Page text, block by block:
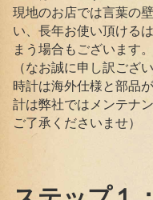
現地のお店では言葉の
い、長年お使い頂ける
まう場合もございます。
（なお誠に申し訳ござ
時計は海外仕様と部品
計は弊社ではメンテナ
ご了承くださいませ）